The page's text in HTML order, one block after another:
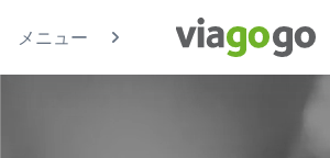
メニュー
チケッ